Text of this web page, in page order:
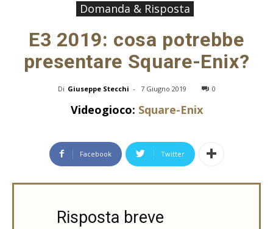
Domanda & Risposta
E3 2019: cosa potrebbe
presentare Square-Enix?
Di Giuseppe Stecchi - 7 Giugno 2019 0
Videogioco: Square-Enix
Facebook Twitter
Risposta breve